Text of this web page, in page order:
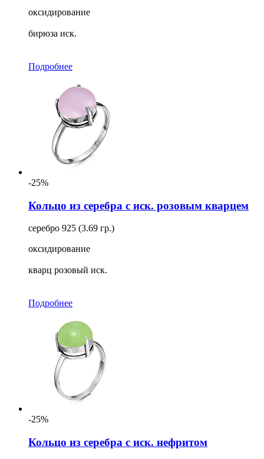
оксидирование
бирюза иск.
Подробнее
-25%
Кольцо из серебра с иск. розовым кварцем
серебро 925 (3.69 гр.)
оксидирование
кварц розовый иск.
Подробнее
-25%
Кольцо из серебра с иск. нефритом